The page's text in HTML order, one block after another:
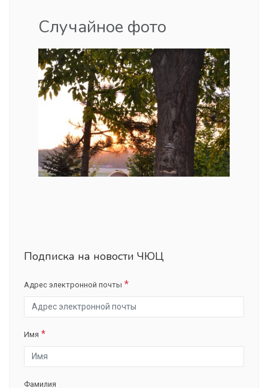
Случайное фото
Подписка на новости ЧЮЦ
Адрес электронной почты
Имя
Фамилия